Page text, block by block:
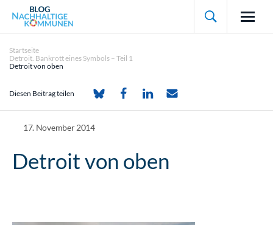

Startseite
Detroit. Bankrott eines Symbols – Teil 1
Detroit von oben
Diesen Beitrag teilen
17. November 2014
Detroit von oben